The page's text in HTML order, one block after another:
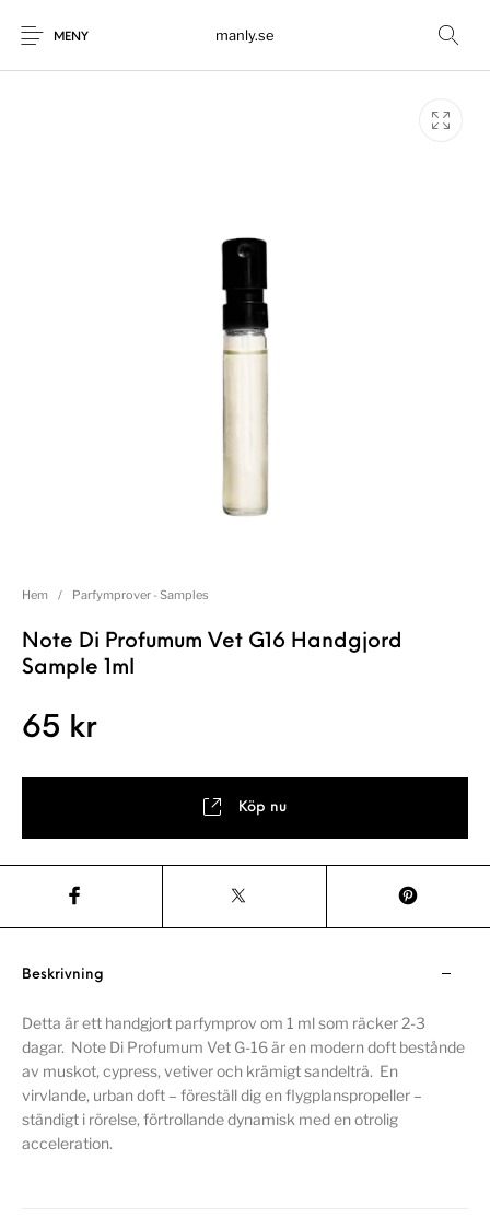
MENY manly.se
Hem / Parfymprover - Samples
Note Di Profumum Vet G16 Handgjord
Sample 1ml
65 kr
Köp nu
Beskrivning
Detta är ett handgjort parfymprov om 1 ml som räcker 2-3
dagar. Note Di Profumum Vet G-16 är en modern doft bestånde
av muskot, cypress, vetiver och krämigt sandelträ. En
virvlande, urban doft – föreställ dig en flygplanspropeller –
ständigt i rörelse, förtrollande dynamisk med en otrolig
acceleration.